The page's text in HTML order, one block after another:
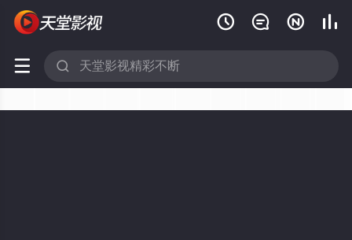
   
 